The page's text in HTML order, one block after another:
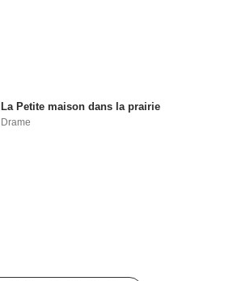
La Petite maison dans la prairie
Drame